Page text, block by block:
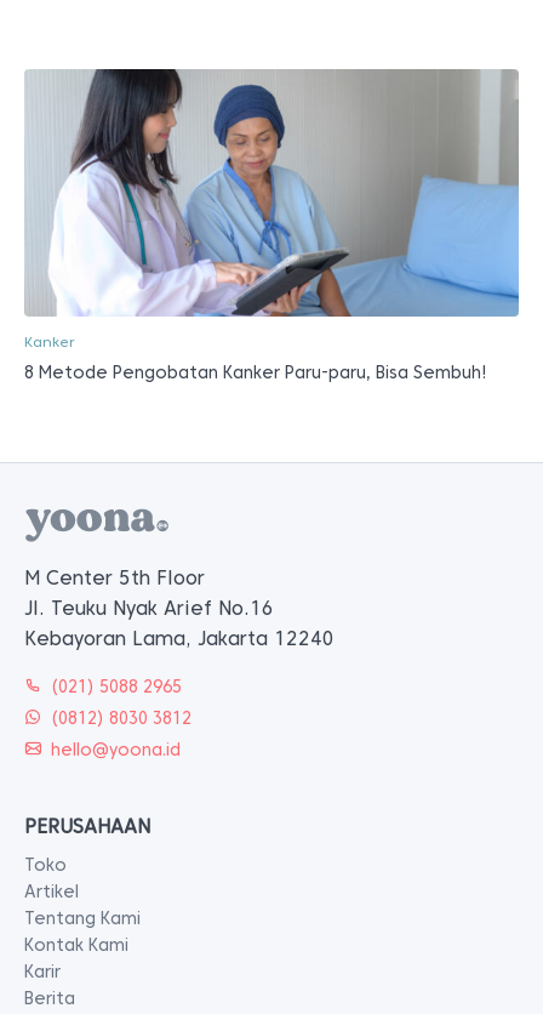
Kanker
8 Metode Pengobatan Kanker Paru-paru, Bisa Sembuh!
M Center 5th Floor
Jl. Teuku Nyak Arief No.16
Kebayoran Lama, Jakarta 12240
(021) 5088 2965
(0812) 8030 3812
hello@yoona.id
PERUSAHAAN
Toko
Artikel
Tentang Kami
Kontak Kami
Karir
Berita